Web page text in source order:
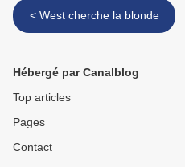
< West cherche la blonde
Hébergé par Canalblog
Top articles
Pages
Contact